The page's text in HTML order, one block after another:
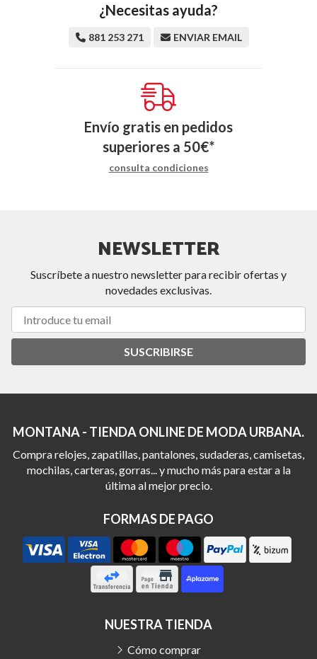
¿Necesitas ayuda?
881 253 271 ENVIAR EMAIL
Envío gratis en pedidos
superiores a 50€*
consulta condiciones
NEWSLETTER
Suscríbete a nuestro newsletter para recibir ofertas y
novedades exclusivas.
SUSCRIBIRSE
MONTANA - TIENDA ONLINE DE MODA URBANA.
Compra relojes, zapatillas, pantalones, sudaderas, camisetas,
mochilas, carteras, gorras... y mucho más para estar a la
última al mejor precio.
FORMAS DE PAGO
NUESTRA TIENDA
Cómo comprar